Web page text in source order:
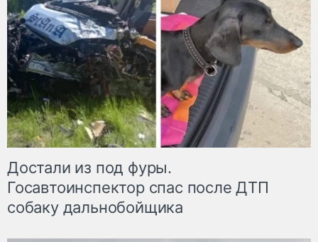
Достали из под фуры.
Госавтоинспектор спас после ДТП
собаку дальнобойщика